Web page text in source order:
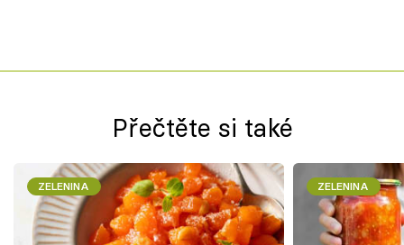
Přečtěte si také
ZELENINA ZELENINA